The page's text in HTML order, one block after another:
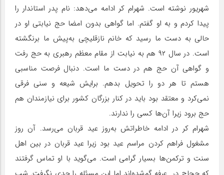
شهریور نوشته است. شهرام کر ادامه می‌دهد: نام پدر استاندار را
پیدا کردم و به او گفتم. اما گواهی بدون امضا حج نیابتی او در
حالی به دست ما رسید که خانم نازقلیچی به‌پیش ما برنگشته
است. در سال ۹۲ هم به نیابت از مقام معظم رهبری به حج رفت
و گواهی آن حج هم در دست ما است. دنبال فرصت مناسبی
هستم تا هر دو را تحویل بدهم. برایش شیعه و سنی فرقی
نمی‌کرد و معتقد بود باید در کنار بزرگان کشور برای نیازمندان هم
حج برود زیرا آن‌ها کسی را ندارند.
شهرام کر در ادامه خاطراتش به‌روز عید قربان می‌رسد. آن روز
مشغول فراهم کردن مراسم عید بود زیرا عید قربان در بین اهل
سنت و ترکمن‌ها بسیار گرامی است. می‌گوید با او تماس گرفتند